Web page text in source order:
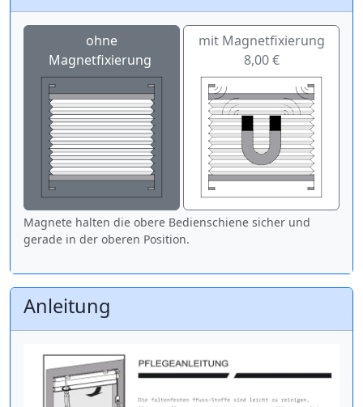
ohne
Magnetfixierung
mit Magnetfixierung
8,00 €
Magnete halten die obere Bedienschiene sicher und
gerade in der oberen Position.
Anleitung